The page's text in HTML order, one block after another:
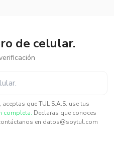
de celular.
que TUL S.A.S. use tus
completa. Declaras que conoces
en datos@soytul.com